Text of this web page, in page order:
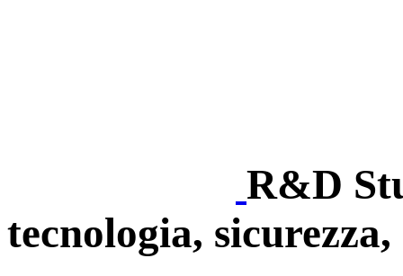
R&D
tecnologia,